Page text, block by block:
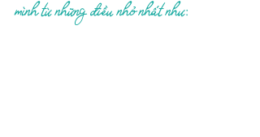
mình từ những điều nhỏ nhất như: